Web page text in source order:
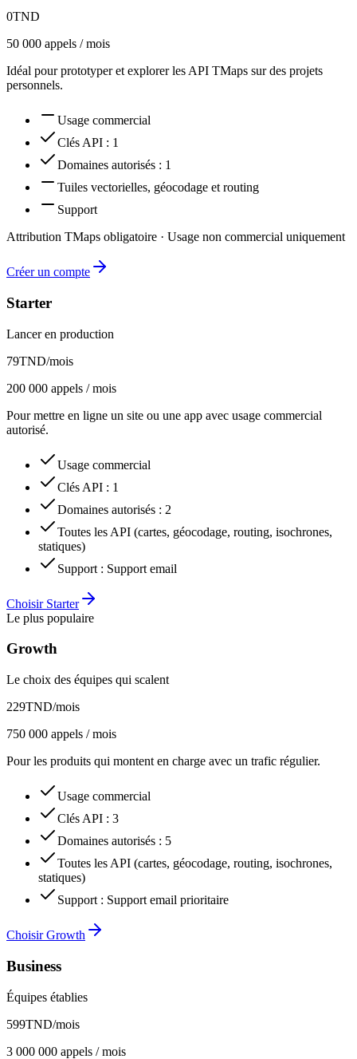
0TND
50 000 appels / mois
Idéal pour prototyper et explorer les API TMaps sur des projets
personnels.
Usage commercial
Clés API : 1
Domaines autorisés : 1
Tuiles vectorielles, géocodage et routing
Support
Attribution TMaps obligatoire · Usage non commercial uniquement
Créer un compte
Starter
Lancer en production
79TND/mois
200 000 appels / mois
Pour mettre en ligne un site ou une app avec usage commercial
autorisé.
Usage commercial
Clés API : 1
Domaines autorisés : 2
Toutes les API (cartes, géocodage, routing, isochrones,
statiques)
Support : Support email
Choisir Starter
Le plus populaire
Growth
Le choix des équipes qui scalent
229TND/mois
750 000 appels / mois
Pour les produits qui montent en charge avec un trafic régulier.
Usage commercial
Clés API : 3
Domaines autorisés : 5
Toutes les API (cartes, géocodage, routing, isochrones,
statiques)
Support : Support email prioritaire
Choisir Growth
Business
Équipes établies
599TND/mois
3 000 000 appels / mois